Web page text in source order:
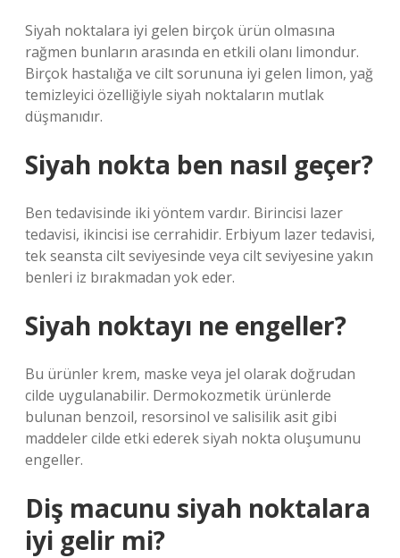
Siyah noktalara iyi gelen birçok ürün olmasına
rağmen bunların arasında en etkili olanı limondur.
Birçok hastalığa ve cilt sorununa iyi gelen limon, yağ
temizleyici özelliğiyle siyah noktaların mutlak
düşmanıdır.
Siyah nokta ben nasıl geçer?
Ben tedavisinde iki yöntem vardır. Birincisi lazer
tedavisi, ikincisi ise cerrahidir. Erbiyum lazer tedavisi,
tek seansta cilt seviyesinde veya cilt seviyesine yakın
benleri iz bırakmadan yok eder.
Siyah noktayı ne engeller?
Bu ürünler krem, maske veya jel olarak doğrudan
cilde uygulanabilir. Dermokozmetik ürünlerde
bulunan benzoil, resorsinol ve salisilik asit gibi
maddeler cilde etki ederek siyah nokta oluşumunu
engeller.
Diş macunu siyah noktalara
iyi gelir mi?